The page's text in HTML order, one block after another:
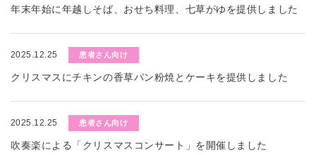
年末年始に年越しそば、おせち料理、七草がゆを提供しました
2025.12.25 患者さん向け
クリスマスにチキンの香草パン粉焼とケーキを提供しました
2025.12.25 患者さん向け
吹奏楽による「クリスマスコンサート」を開催しました